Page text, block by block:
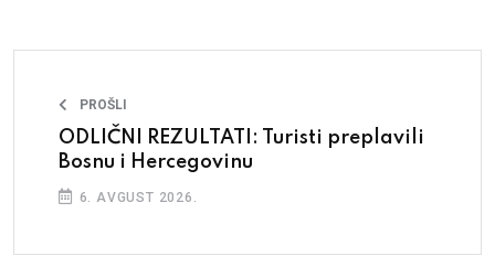
PROŠLI
ODLIČNI REZULTATI: Turisti preplavili
Bosnu i Hercegovinu
6. AVGUST 2026.